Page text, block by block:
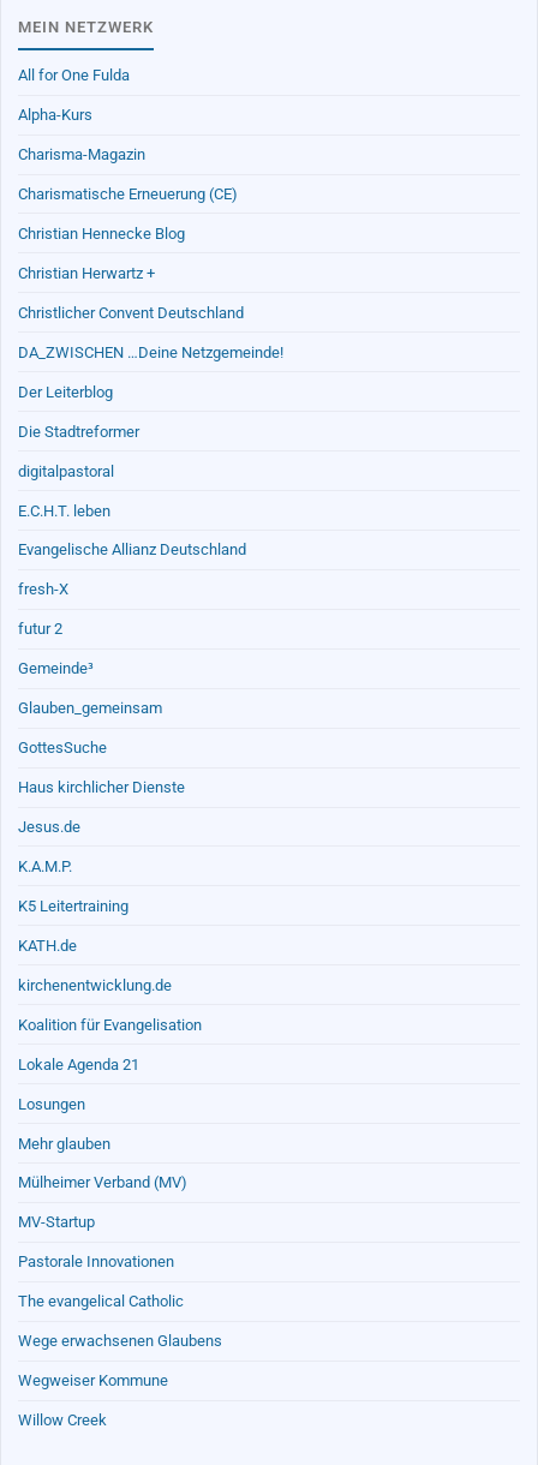
MEIN NETZWERK
All for One Fulda
Alpha-Kurs
Charisma-Magazin
Charismatische Erneuerung (CE)
Christian Hennecke Blog
Christian Herwartz +
Christlicher Convent Deutschland
DA_ZWISCHEN …Deine Netzgemeinde!
Der Leiterblog
Die Stadtreformer
digitalpastoral
E.C.H.T. leben
Evangelische Allianz Deutschland
fresh-X
futur 2
Gemeinde³
Glauben_gemeinsam
GottesSuche
Haus kirchlicher Dienste
Jesus.de
K.A.M.P.
K5 Leitertraining
KATH.de
kirchenentwicklung.de
Koalition für Evangelisation
Lokale Agenda 21
Losungen
Mehr glauben
Mülheimer Verband (MV)
MV-Startup
Pastorale Innovationen
The evangelical Catholic
Wege erwachsenen Glaubens
Wegweiser Kommune
Willow Creek